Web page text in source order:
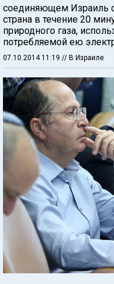
соединяющем Израиль
страна в течение 20
природного газа,
потребляемой ею
07.10.2014 11:19 // В Израиле